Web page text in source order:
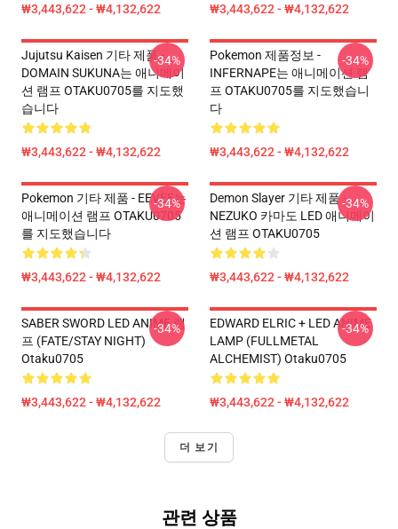
₩3,443,622 - ₩4,132,622 ₩3,443,622 - ₩4,132,622
Jujutsu Kaisen 기타 제품 -
DOMAIN SUKUNA는 애니메이
션 램프 OTAKU0705를 지도했
습니다
₩3,443,622 - ₩4,132,622
-34%
Pokemon 제품정보 -
INFERNAPE는 애니메이션 램
프 OTAKU0705를 지도했습니
다
₩3,443,622 - ₩4,132,622
-34%
Pokemon 기타 제품 - EEVEE는
애니메이션 램프 OTAKU0705
를 지도했습니다
₩3,443,622 - ₩4,132,622
-34%
Demon Slayer 기타 제품 -
NEZUKO 카마도 LED 애니메이
션 램프 OTAKU0705
₩3,443,622 - ₩4,132,622
-34%
SABER SWORD LED ANIME 램
프 (FATE/STAY NIGHT)
Otaku0705
₩3,443,622 - ₩4,132,622
-34%
EDWARD ELRIC + LED ANIME
LAMP (FULLMETAL
ALCHEMIST) Otaku0705
₩3,443,622 - ₩4,132,622
-34%
더 보기
관련 상품